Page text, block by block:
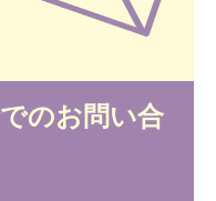
のお問い合